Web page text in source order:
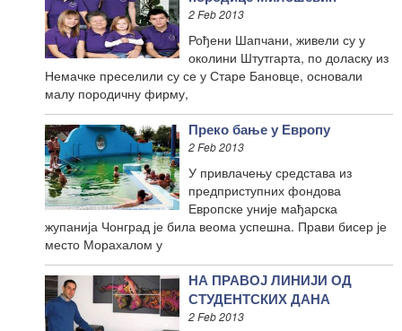
2 Feb 2013
Рођени Шапчани, живели су у
околини Штутгарта, по доласку из
Немачке преселили су се у Старе Бановце, основали
малу породичну фирму,
Преко бање у Европу
2 Feb 2013
У привлачењу средстава из
предприступних фондова
Европске уније мађарска
жупанија Чонград је била веома успешна. Прави бисер је
место Морахалом у
НА ПРАВОЈ ЛИНИЈИ ОД
СТУДЕНТСКИХ ДАНА
2 Feb 2013